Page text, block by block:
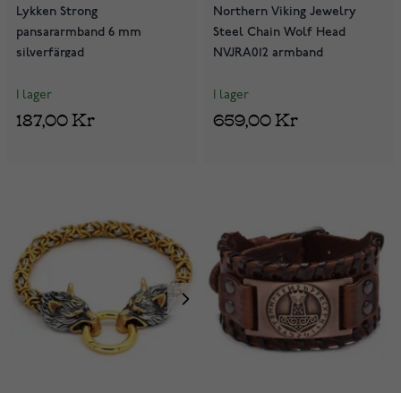
Lykken Strong
pansararmband 6 mm
silverfärgad
I lager
187,00 Kr
Northern Viking Jewelry
Steel Chain Wolf Head
NVJRA012 armband
I lager
659,00 Kr